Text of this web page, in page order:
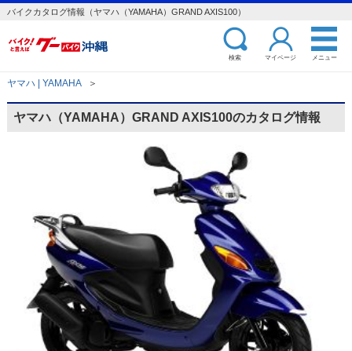
バイクカタログ情報（ヤマハ（YAMAHA）GRAND AXIS100）
検索 マイページ メニュー
ヤマハ | YAMAHA ＞
ヤマハ（YAMAHA）GRAND AXIS100のカタログ情報